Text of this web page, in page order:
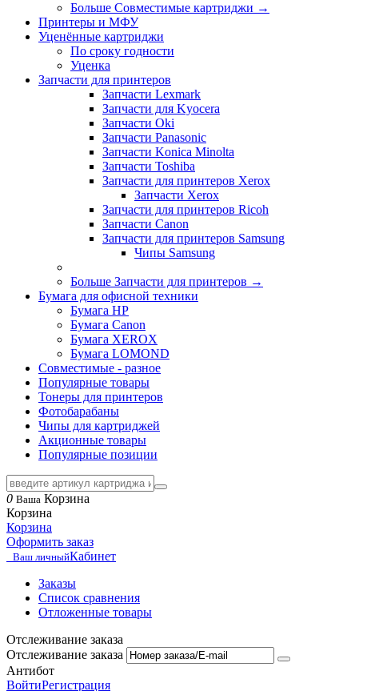
Больше Совместимые картриджи →
Принтеры и МФУ
Уценённые картриджи
По сроку годности
Уценка
Запчасти для принтеров
Запчасти Lexmark
Запчасти для Kyocera
Запчасти Oki
Запчасти Panasonic
Запчасти Koniсa Minolta
Запчасти Toshiba
Запчасти для принтеров Xerox
Запчасти Xerox
Запчасти для принтеров Ricoh
Запчасти Canon
Запчасти для принтеров Samsung
Чипы Samsung
Больше Запчасти для принтеров →
Бумага для офисной техники
Бумага HP
Бумага Canon
Бумага XEROX
Бумага LOMOND
Совместимые - разное
Популярные товары
Тонеры для принтеров
Фотобарабаны
Чипы для картриджей
Акционные товары
Популярные позиции
0 Ваша Корзина
Корзина
Корзина
Оформить заказ
Ваш личныйКабинет
Заказы
Список сравнения
Отложенные товары
Отслеживание заказа
Отслеживание заказа
Антибот
ВойтиРегистрация